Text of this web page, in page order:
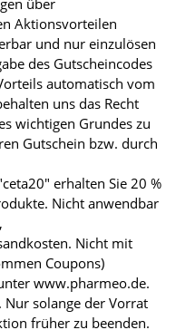
über
Aktionsvorteilen
und nur einzulösen
des Gutscheincodes
automatisch vom
uns das Recht
wichtigen Grundes zu
Gutschein bzw. durch
erhalten Sie 20 %
Nicht anwendbar
Nicht mit
Coupons)
www.pharmeo.de.
solange der Vorrat
früher zu beenden.